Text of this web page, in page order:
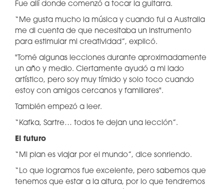
Fue allí donde comenzó a tocar la guitarra.
“Me gusta mucho la música y cuando fui a Australia
me di cuenta de que necesitaba un instrumento
para estimular mi creatividad”, explicó.
"Tomé algunas lecciones durante aproximadamente
un año y medio. Ciertamente ayudó a mi lado
artístico, pero soy muy tímido y solo toco cuando
estoy con amigos cercanos y familiares".
También empezó a leer.
“Kafka, Sartre… todos te dejan una lección”.
El futuro
“Mi plan es viajar por el mundo”, dice sonriendo.
“Lo que logramos fue excelente, pero sabemos que
tenemos que estar a la altura, por lo que tendremos